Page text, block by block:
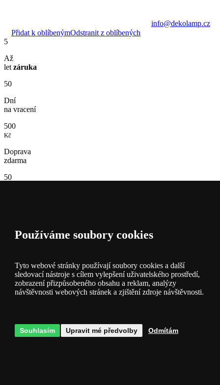
info@dekolamp.cz
Přidat k oblíbenýmOdstranit z oblíbených
5
Až
let záruka
50
Dní
na vracení
500
Kč
Doprava
zdarma
50
Používáme soubory cookies
Tyto webové stránky používají soubory cookies a další
sledovací nástroje s cílem vylepšení uživatelského prostředí,
zobrazení přizpůsobeného obsahu a reklam, analýzy
návštěvnosti webových stránek a zjištění zdroje návštěvnosti.
Souhlasím Upravit mé předvolby Odmítám